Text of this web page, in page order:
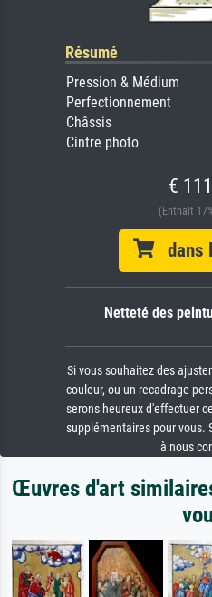
Résumé
Pression & Médium
Perfectionnement
Châssis
Cintre photo
€
(Enthält
dans
Netteté des
Si vous souhaitez des
couleur, ou un recadrage
serons heureux d'effectuer
supplémentaires pour vous.
à nous
Œuvres d'art